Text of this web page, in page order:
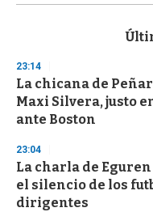
s
d
s
o
f
3
s
e
c
o
n
23:14
La chicana de
Maxi Silvera, justo
ante Boston
23:04
La charla de
el silencio de los
dirigentes